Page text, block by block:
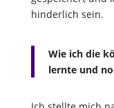
hinderlich sein.
Wie ich die
lernte und